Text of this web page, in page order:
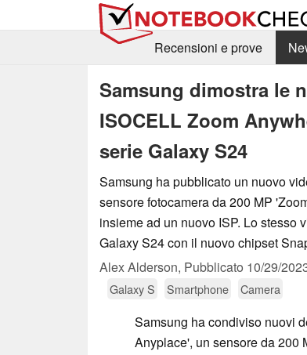
Recensioni e prove
Samsung dimostra le
ISOCELL Zoom
serie Galaxy S24
Samsung ha pubblicato un nuovo
sensore fotocamera da 200 MP
insieme ad un nuovo ISP. Lo stesso
Galaxy S24 con il nuovo chipset
Alex Alderson, Pubblicato 10/29/
Galaxy S
Smartphone Camera
Samsung ha condiviso nuovi
Anyplace', un sensore da 200